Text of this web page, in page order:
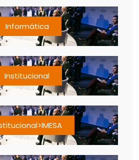
Informática
Institucional